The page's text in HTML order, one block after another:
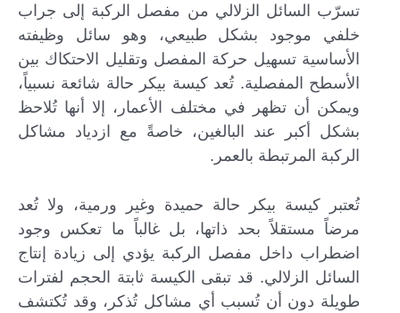
تسرّب السائل الزلالي من مفصل الركبة إلى جراب
خلفي موجود بشكل طبيعي، وهو سائل وظيفته
الأساسية تسهيل حركة المفصل وتقليل الاحتكاك بين
الأسطح المفصلية. تُعد كيسة بيكر حالة شائعة نسبياً،
ويمكن أن تظهر في مختلف الأعمار، إلا أنها تُلاحظ
بشكل أكبر عند البالغين، خاصةً مع ازدياد مشاكل
الركبة المرتبطة بالعمر.
تُعتبر كيسة بيكر حالة حميدة وغير ورمية، ولا تُعد
مرضاً مستقلاً بحد ذاتها، بل غالباً ما تعكس وجود
اضطراب داخل مفصل الركبة يؤدي إلى زيادة إنتاج
السائل الزلالي. قد تبقى الكيسة ثابتة الحجم لفترات
طويلة دون أن تُسبب أي مشاكل تُذكر، وقد تُكتشف